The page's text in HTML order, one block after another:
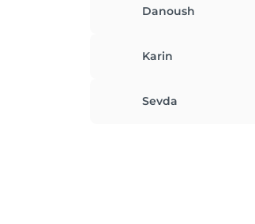
Danoush
Karin
Sevda